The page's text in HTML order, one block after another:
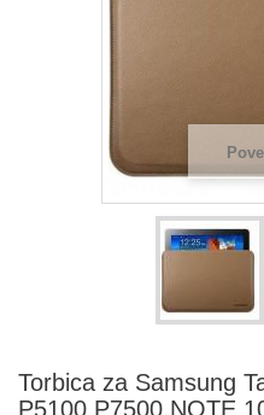
Torbica za Samsung
P5100.P7500,NOTE